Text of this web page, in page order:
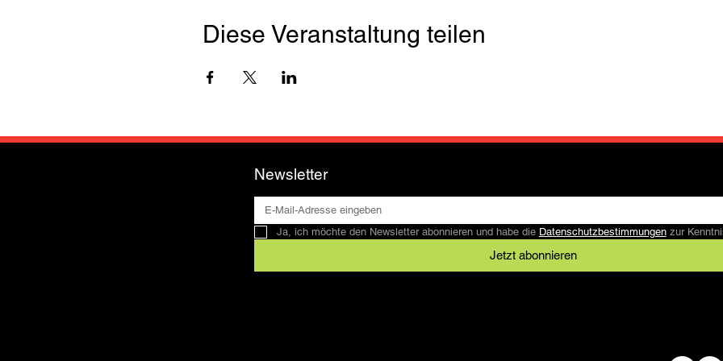
Diese Veranstaltung teilen
Newsletter
Ja, ich möchte den Newsletter abonnieren und habe die Datenschutzbestimmungen zur
Jetzt abonnieren